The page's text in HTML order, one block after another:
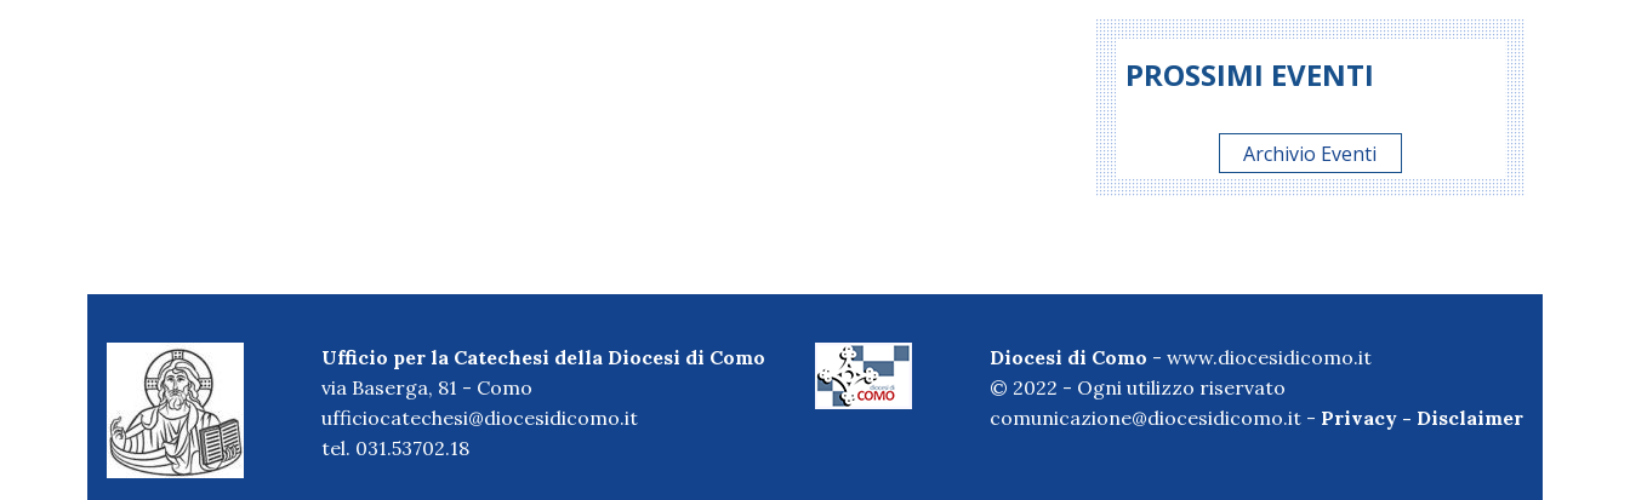
PROSSIMI EVENTI
Archivio Eventi
Ufficio per la Catechesi della Diocesi di Como
via Baserga, 81 - Como
ufficiocatechesi@diocesidicomo.it
tel. 031.53702.18
Diocesi di Como - www.diocesidicomo.it
© 2022 - Ogni utilizzo riservato
comunicazione@diocesidicomo.it - Privacy - Disclaimer